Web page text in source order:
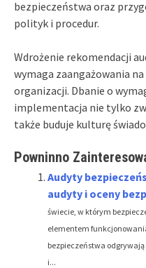
bezpieczeństwa oraz
polityk i procedur.
Wdrożenie rekomendacji
wymaga zaangażowania
organizacji. Dbanie o
implementacja nie tylko
także buduje kulturę
Powninno
Audyty
audyty i oceny
świecie, w którym
elementem
bezpieczeństwa
i...